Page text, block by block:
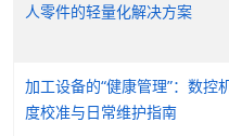
人零件的轻量化解决方案
加工设备的“健康管理”：数控
度校准与日常维护指南